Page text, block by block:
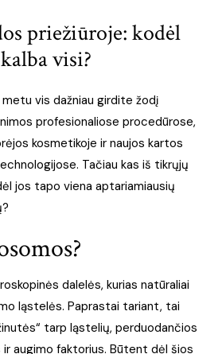
priežiūroje: kodėl
visi?
vis dažniau girdite žodį
profesionaliose procedūrose,
kosmetikoje ir naujos kartos
Tačiau kas iš tikrųjų
jos tapo viena aptariamiausių
dalelės, kurias natūraliai
ląstelės. Paprastai tariant, tai
tarp ląstelių, perduodančios
augimo faktorius. Būtent dėl šios